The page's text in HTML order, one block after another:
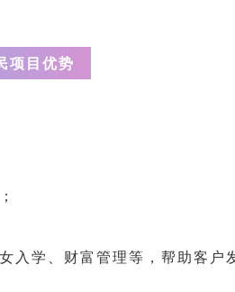
项目优势
学、财富管理等，帮助客户